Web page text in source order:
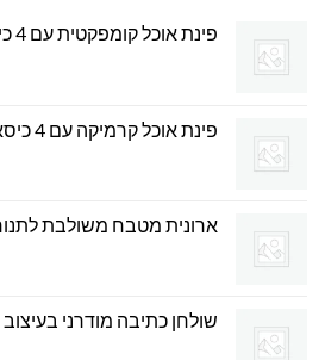
פינת אוכל קומפקטית עם 4 כיסאות מרופדים
פינת אוכל קרמיקה עם 4 כיסאות
ארונית מטבח משולבת
שולחן כתיבה מודרני בעיצוב